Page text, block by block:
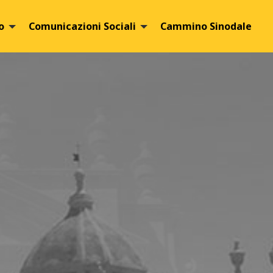
Comunicazioni Sociali Cammino Sinodale